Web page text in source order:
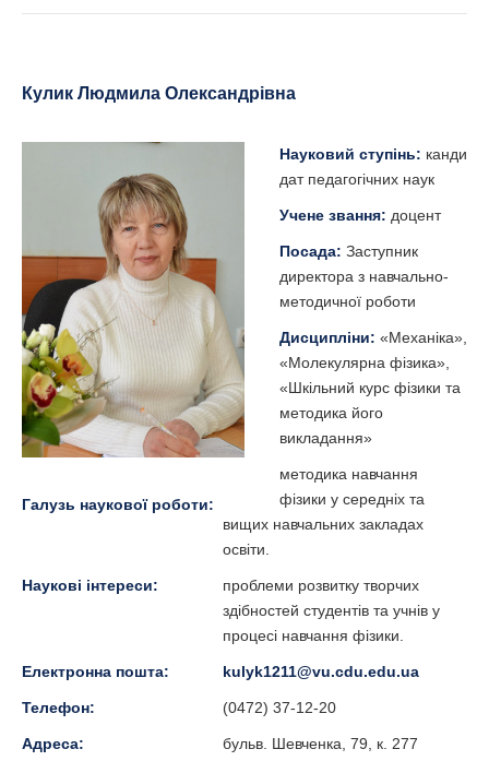
Кулик Людмила Олександрівна
Науковий ступінь: канди
дат педагогічних наук
Учене звання: доцент
Посада: Заступник
директора з навчально-
методичної роботи
Дисципліни: «Механіка»,
«Молекулярна фізика»,
«Шкільний курс фізики та
методика його
викладання»
Галузь наукової роботи:
методика навчання
фізики у середніх та
вищих навчальних закладах
освіти.
Наукові інтереси:
проблеми розвитку творчих
здібностей студентів та учнів у
процесі навчання фізики.
Електронна пошта: kulyk1211@vu.cdu.edu.ua
Телефон: (0472) 37-12-20
Адреса: бульв. Шевченка, 79, к. 277